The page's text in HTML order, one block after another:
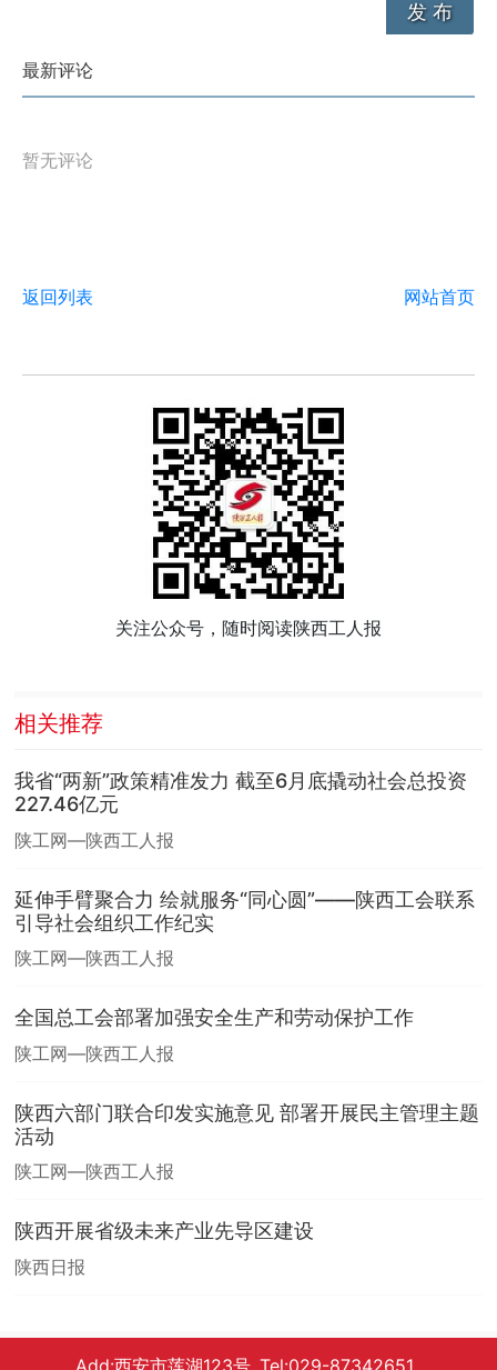
发 布
最新评论
暂无评论
返回列表 网站首页
关注公众号，随时阅读陕西工人报
相关推荐
我省“两新”政策精准发力 截至6月底撬动社会总投资
227.46亿元
陕工网—陕西工人报
延伸手臂聚合力 绘就服务“同心圆”——陕西工会联系
引导社会组织工作纪实
陕工网—陕西工人报
全国总工会部署加强安全生产和劳动保护工作
陕工网—陕西工人报
陕西六部门联合印发实施意见 部署开展民主管理主题
活动
陕工网—陕西工人报
陕西开展省级未来产业先导区建设
陕西日报